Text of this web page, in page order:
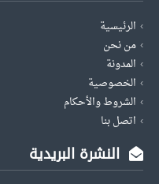
الرئيسية
من نحن
المدونة
الخصوصية
الشروط والأحكام
اتصل بنا
النشرة البريدية